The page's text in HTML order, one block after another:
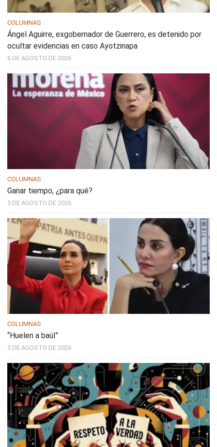
COLUMNAS
Ángel Aguirre, exgobernador de Guerrero, es detenido por
ocultar evidencias en caso Ayotzinapa
6 DE AGOSTO DE 2026
COLUMNAS
Ganar tiempo, ¿para qué?
5 DE AGOSTO DE 2026
COLUMNAS
“Huelen a baúl”
5 DE AGOSTO DE 2026